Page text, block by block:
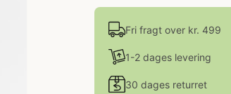
Fri fragt over kr. 499
1-2 dages levering
30 dages returret